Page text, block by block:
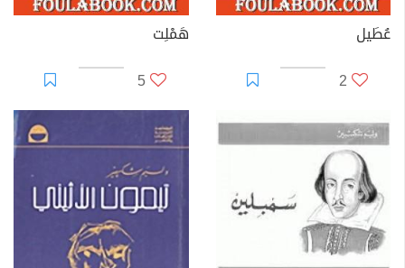
عُطَيل
2
هَمْلِت
5